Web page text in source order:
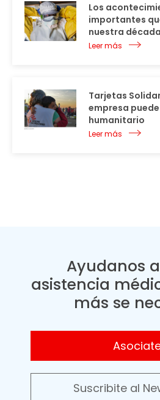
Los
importantes
nuestra
Leer más
Tarjetas
empresa
humanitario
Leer más
Ayudanos
asistencia
más se
Suscribite al